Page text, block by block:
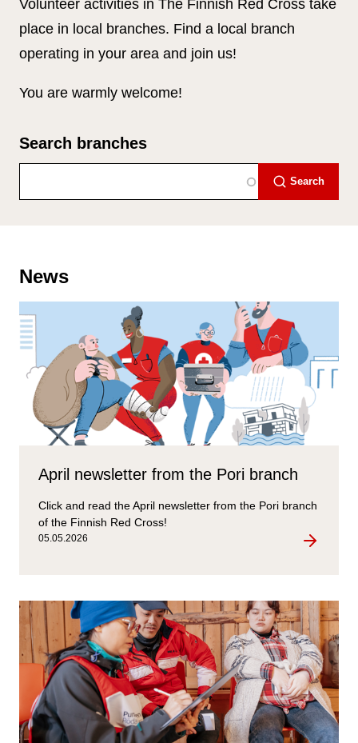
Volunteer activities in The Finnish Red Cross take
place in local branches. Find a local branch
operating in your area and join us!
You are warmly welcome!
Search branches
Search
News
April newsletter from the Pori branch
Click and read the April newsletter from the Pori branch
of the Finnish Red Cross!
05.05.2026
April
the
Pori
branch